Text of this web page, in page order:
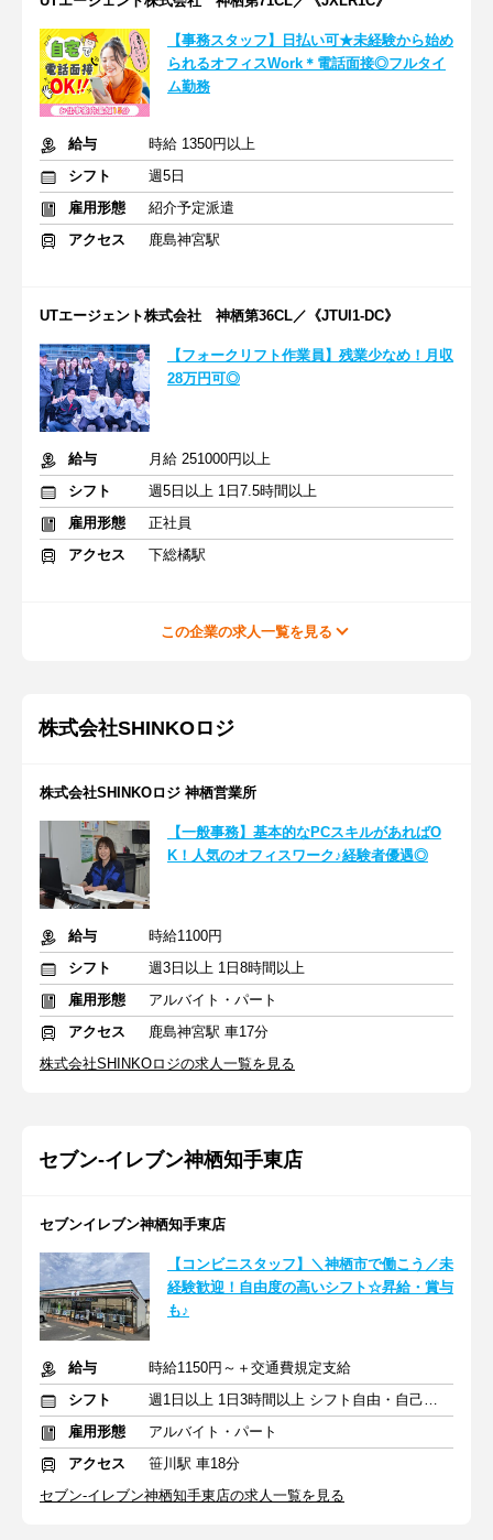
【事務スタッフ】日払い可★未経験から始め
られるオフィスWork＊電話面接◎フルタイ
ム勤務
給与
時給 1350円以上
シフト
週5日
雇用形態
紹介予定派遣
アクセス
鹿島神宮駅
UTエージェント株式会社 神栖第36CL／《JTUI1-DC》
【フォークリフト作業員】残業少なめ！月収
28万円可◎
給与
月給 251000円以上
シフト
週5日以上 1日7.5時間以上
雇用形態
正社員
アクセス
下総橘駅
この企業の求人一覧を見る
株式会社SHINKOロジ
株式会社SHINKOロジ 神栖営業所
【一般事務】基本的なPCスキルがあればO
K！人気のオフィスワーク♪経験者優遇◎
給与
時給1100円
シフト
週3日以上 1日8時間以上
雇用形態
アルバイト・パート
アクセス
鹿島神宮駅 車17分
株式会社SHINKOロジの求人一覧を見る
セブン-イレブン神栖知手東店
セブンイレブン神栖知手東店
【コンビニスタッフ】＼神栖市で働こう／未
経験歓迎！自由度の高いシフト☆昇給・賞与
も♪
給与
時給1150円～＋交通費規定支給
シフト
週1日以上 1日3時間以上 シフト自由・自己申告
雇用形態
アルバイト・パート
アクセス
笹川駅 車18分
セブン-イレブン神栖知手東店の求人一覧を見る